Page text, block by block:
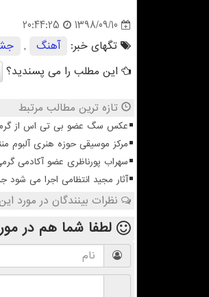
1398/09/10
20:44:25
تگهای خبر:
آهنگ ,
این مطلب را می پسندید؟
تازه ترین مطالب مرتبط
عکس سگ عضو بی تی اس از
مرکز موسیقی حوزه هنری آلبوم
سهراب پورناظری عضو آکادمی
آثار مجید انتظامی اجرا می
نظرات بینندگان در مورد
لطفا شما هم در